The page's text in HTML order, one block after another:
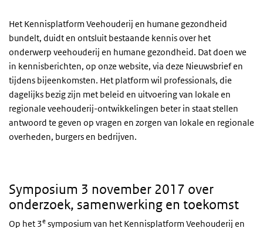
Het Kennisplatform Veehouderij en humane gezondheid
bundelt, duidt en ontsluit bestaande kennis over het
onderwerp veehouderij en humane gezondheid. Dat doen we
in kennisberichten, op onze website, via deze Nieuwsbrief en
tijdens bijeenkomsten. Het platform wil professionals, die
dagelijks bezig zijn met beleid en uitvoering van lokale en
regionale veehouderij-ontwikkelingen beter in staat stellen
antwoord te geven op vragen en zorgen van lokale en regionale
overheden, burgers en bedrijven.
Symposium 3 november 2017 over
onderzoek, samenwerking en toekomst
Op het 3esymposium van het Kennisplatform Veehouderij en